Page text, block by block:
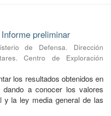
preliminar
de Defensa. Dirección
Centro de Exploración
los resultados obtenidos en
a conocer los valores
y la ley media general de las